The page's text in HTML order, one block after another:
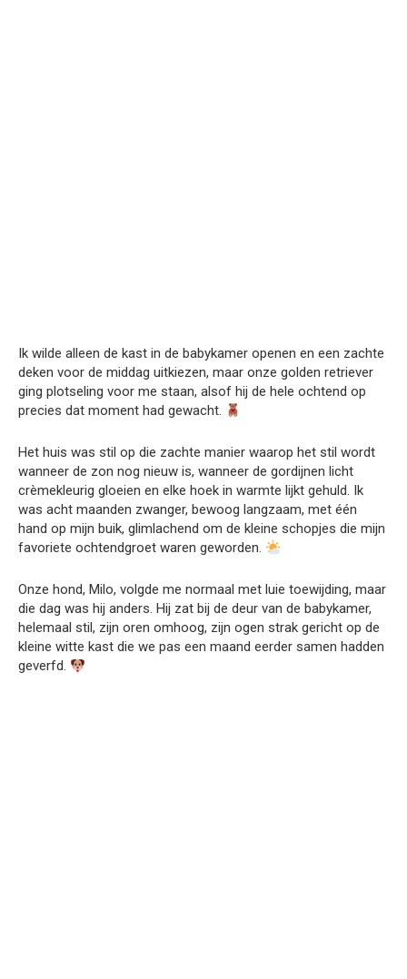
Ik wilde alleen de kast in de babykamer openen en een zachte
deken voor de middag uitkiezen, maar onze golden retriever
ging plotseling voor me staan, alsof hij de hele ochtend op
precies dat moment had gewacht.
Het huis was stil op die zachte manier waarop het stil wordt
wanneer de zon nog nieuw is, wanneer de gordijnen licht
crèmekleurig gloeien en elke hoek in warmte lijkt gehuld. Ik
was acht maanden zwanger, bewoog langzaam, met één
hand op mijn buik, glimlachend om de kleine schopjes die mijn
favoriete ochtendgroet waren geworden.
Onze hond, Milo, volgde me normaal met luie toewijding, maar
die dag was hij anders. Hij zat bij de deur van de babykamer,
helemaal stil, zijn oren omhoog, zijn ogen strak gericht op de
kleine witte kast die we pas een maand eerder samen hadden
geverfd.